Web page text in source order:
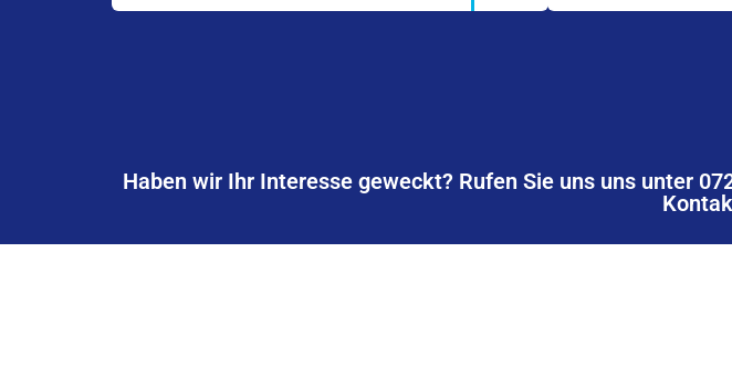
Haben wir Ihr Interesse geweckt? Rufen Sie uns uns unter